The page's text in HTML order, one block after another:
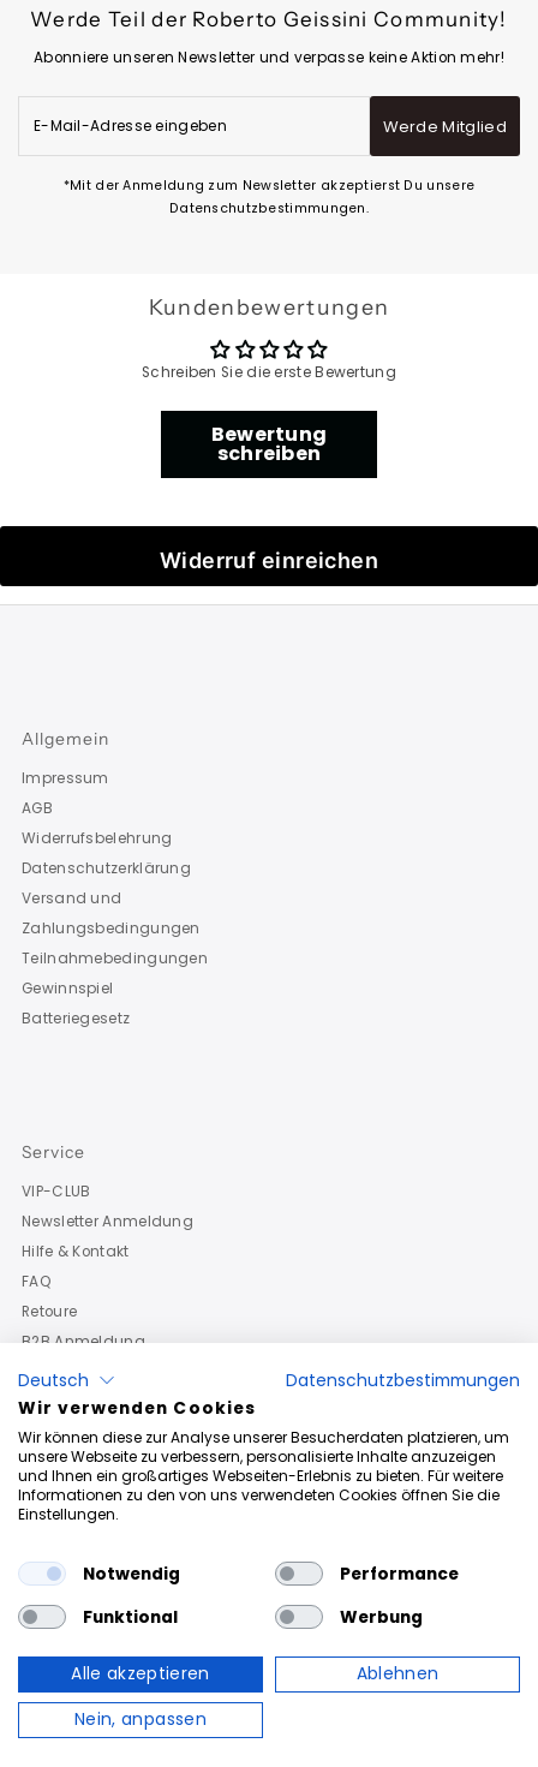
Werde Teil der Roberto Geissini Community!
Abonniere unseren Newsletter und verpasse keine Aktion mehr!
Mail-
Adresse
Werde Mitglied
*Mit der Anmeldung zum Newsletter akzeptierst Du unsere
Datenschutzbestimmungen.
Kundenbewertungen
Schreiben Sie die erste Bewertung
Bewertung
schreiben
Widerruf einreichen
Allgemein
Impressum
AGB
Widerrufsbelehrung
Datenschutzerklärung
Versand und
Zahlungsbedingungen
Teilnahmebedingungen
Gewinnspiel
Batteriegesetz
Service
VIP-CLUB
Newsletter Anmeldung
Hilfe & Kontakt
FAQ
Retoure
B2B Anmeldung
Urheberrechte © 2026Roberto Geissini
. Powered By Roberto
Geissini
Deutsch
Datenschutzbestimmungen
Wir verwenden Cookies
Wir können diese zur Analyse unserer Besucherdaten platzieren, um
unsere Webseite zu verbessern, personalisierte Inhalte anzuzeigen
und Ihnen ein großartiges Webseiten-Erlebnis zu bieten. Für weitere
Informationen zu den von uns verwendeten Cookies öffnen Sie die
Einstellungen.
Notwendig
Performance
Funktional
Werbung
Alle akzeptieren
Ablehnen
Nein, anpassen